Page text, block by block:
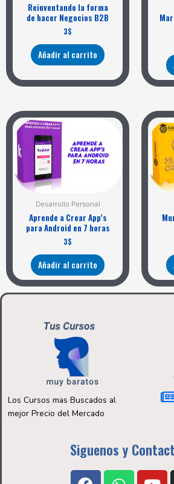
Reinventando la forma
de hacer Negocios B2B
3$
Añadir al carrito
Desarrollo Personal
Aprende a Crear App’s
para Android en 7 horas
3$
Añadir al carrito
Los Cursos mas Buscados al
mejor Precio del Mercado
Siguenos y
F
W
Y